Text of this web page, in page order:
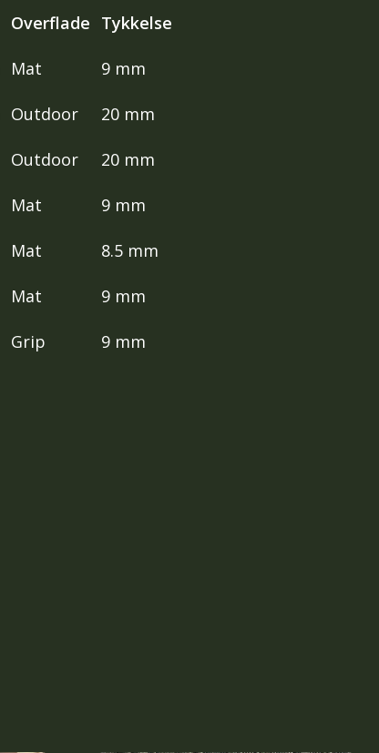
Overflade Tykkelse
Mat 9 mm
Outdoor 20 mm
Outdoor 20 mm
Mat 9 mm
Mat 8.5 mm
Mat 9 mm
Grip 9 mm